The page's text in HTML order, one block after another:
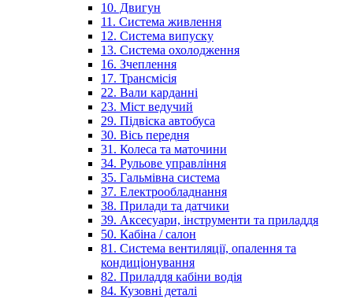
10. Двигун
11. Система живлення
12. Система випуску
13. Система охолодження
16. Зчеплення
17. Трансмісія
22. Вали карданні
23. Міст ведучий
29. Підвіска автобуса
30. Вісь передня
31. Колеса та маточини
34. Рульове управління
35. Гальмівна система
37. Електрообладнання
38. Прилади та датчики
39. Аксесуари, інструменти та приладдя
50. Кабіна / салон
81. Система вентиляції, опалення та
кондиціонування
82. Приладдя кабіни водія
84. Кузовні деталі